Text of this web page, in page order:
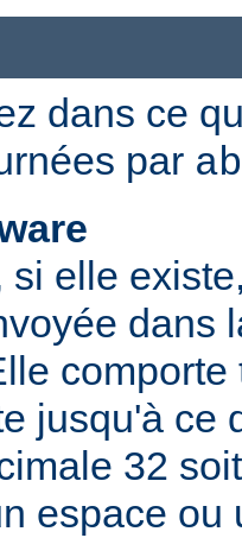
dans ce
par ab
si elle
dans
jusqu'à ce
32
espace ou